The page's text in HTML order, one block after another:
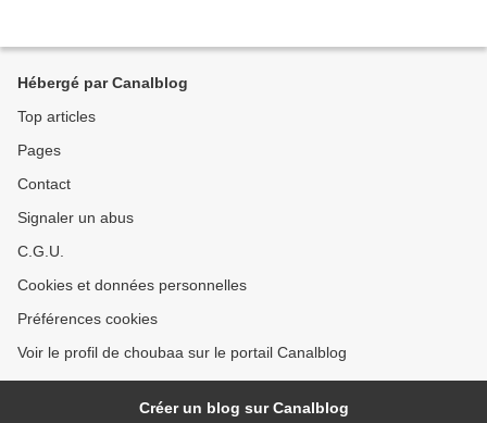
Hébergé par Canalblog
Top articles
Pages
Contact
Signaler un abus
C.G.U.
Cookies et données personnelles
Préférences cookies
Voir le profil de choubaa sur le portail Canalblog
Créer un blog sur Canalblog